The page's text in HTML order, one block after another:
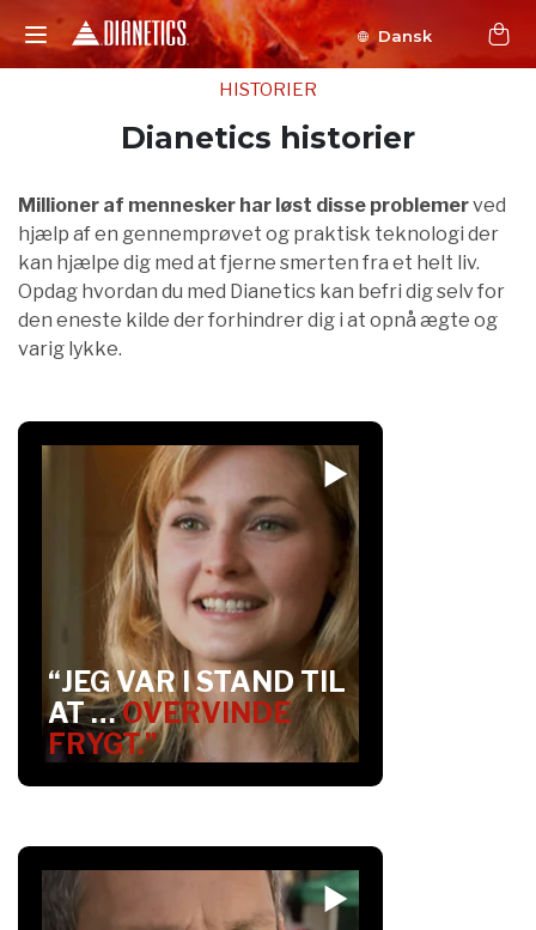
Dansk
HISTORIER
Dianetics historier
Millioner af mennesker har løst disse problemerved
hjælp af en gennemprøvet og praktisk teknologi der
kan hjælpe dig med at fjerne smerten fra et helt liv.
Opdag hvordan du med Dianetics kan befri dig selv for
den eneste kilde der forhindrer dig i at opnå ægte og
varig lykke.
“JEG VAR I STAND TIL
AT …OVERVINDE
FRYGT.”